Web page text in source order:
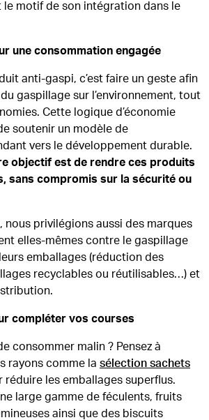
le motif de son intégration dans le
une consommation engagée
anti-gaspi, c’est faire un geste afin
gaspillage sur l’environnement, tout
Cette logique d’économie
soutenir un modèle de
vers le développement durable.
objectif est de rendre ces produits
sans compromis sur la sécurité ou
nous privilégions aussi des marques
elles-mêmes contre le gaspillage
emballages (réduction des
recyclables ou réutilisables…) et
compléter vos courses
consommer malin ? Pensez à
rayons comme la sélection sachets
réduire les emballages superflus.
large gamme de féculents, fruits
ainsi que des biscuits